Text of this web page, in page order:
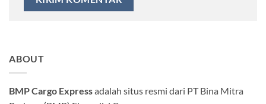
ABOUT
BMP Cargo Expressadalah situs resmi dari PT Bina Mitra